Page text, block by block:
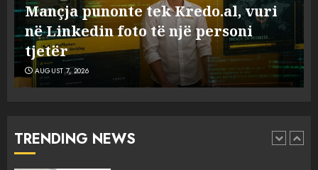
Mançja punonte tek Kredo.al, vuri
në Linkedin foto të një personi
tjetër
AUGUST 7, 2026
TRENDING NEWS
3
foto të një personi tjetër
AUGUST 7, 2026
4
Nuk u ekstradua, por u
i kërkon ndihmë Brukselit